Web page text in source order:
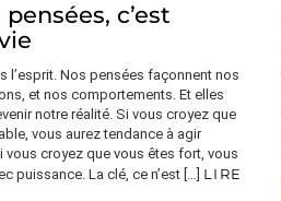
c’est
l’esprit. Nos pensées façonnent nos
et nos comportements. Et elles
notre réalité. Si vous croyez que
vous aurez tendance à agir
vous croyez que vous êtes fort, vous
puissance. La clé, ce n’est […] LIRE